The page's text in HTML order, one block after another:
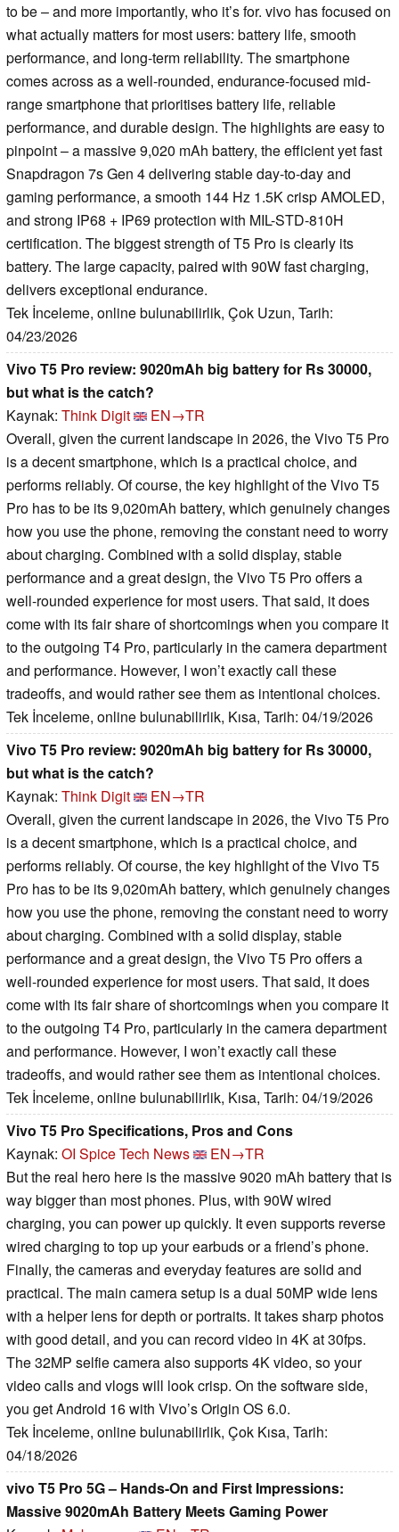
to be – and more importantly, who it’s for. vivo has focused on
what actually matters for most users: battery life, smooth
performance, and long-term reliability. The smartphone
comes across as a well-rounded, endurance-focused mid-
range smartphone that prioritises battery life, reliable
performance, and durable design. The highlights are easy to
pinpoint – a massive 9,020 mAh battery, the efficient yet fast
Snapdragon 7s Gen 4 delivering stable day-to-day and
gaming performance, a smooth 144 Hz 1.5K crisp AMOLED,
and strong IP68 + IP69 protection with MIL-STD-810H
certification. The biggest strength of T5 Pro is clearly its
battery. The large capacity, paired with 90W fast charging,
delivers exceptional endurance.
Tek İnceleme, online bulunabilirlik, Çok Uzun, Tarih:
04/23/2026
Vivo T5 Pro review: 9020mAh big battery for Rs 30000,
but what is the catch?
Kaynak: Think Digit
EN→TR
Overall, given the current landscape in 2026, the Vivo T5 Pro
is a decent smartphone, which is a practical choice, and
performs reliably. Of course, the key highlight of the Vivo T5
Pro has to be its 9,020mAh battery, which genuinely changes
how you use the phone, removing the constant need to worry
about charging. Combined with a solid display, stable
performance and a great design, the Vivo T5 Pro offers a
well-rounded experience for most users. That said, it does
come with its fair share of shortcomings when you compare it
to the outgoing T4 Pro, particularly in the camera department
and performance. However, I won’t exactly call these
tradeoffs, and would rather see them as intentional choices.
Tek İnceleme, online bulunabilirlik, Kısa, Tarih: 04/19/2026
Vivo T5 Pro review: 9020mAh big battery for Rs 30000,
but what is the catch?
Kaynak: Think Digit
EN→TR
Overall, given the current landscape in 2026, the Vivo T5 Pro
is a decent smartphone, which is a practical choice, and
performs reliably. Of course, the key highlight of the Vivo T5
Pro has to be its 9,020mAh battery, which genuinely changes
how you use the phone, removing the constant need to worry
about charging. Combined with a solid display, stable
performance and a great design, the Vivo T5 Pro offers a
well-rounded experience for most users. That said, it does
come with its fair share of shortcomings when you compare it
to the outgoing T4 Pro, particularly in the camera department
and performance. However, I won’t exactly call these
tradeoffs, and would rather see them as intentional choices.
Tek İnceleme, online bulunabilirlik, Kısa, Tarih: 04/19/2026
Vivo T5 Pro Specifications, Pros and Cons
Kaynak: OI Spice Tech News
EN→TR
But the real hero here is the massive 9020 mAh battery that is
way bigger than most phones. Plus, with 90W wired
charging, you can power up quickly. It even supports reverse
wired charging to top up your earbuds or a friend’s phone.
Finally, the cameras and everyday features are solid and
practical. The main camera setup is a dual 50MP wide lens
with a helper lens for depth or portraits. It takes sharp photos
with good detail, and you can record video in 4K at 30fps.
The 32MP selfie camera also supports 4K video, so your
video calls and vlogs will look crisp. On the software side,
you get Android 16 with Vivo’s Origin OS 6.0.
Tek İnceleme, online bulunabilirlik, Çok Kısa, Tarih:
04/18/2026
vivo T5 Pro 5G – Hands-On and First Impressions:
Massive 9020mAh Battery Meets Gaming Power